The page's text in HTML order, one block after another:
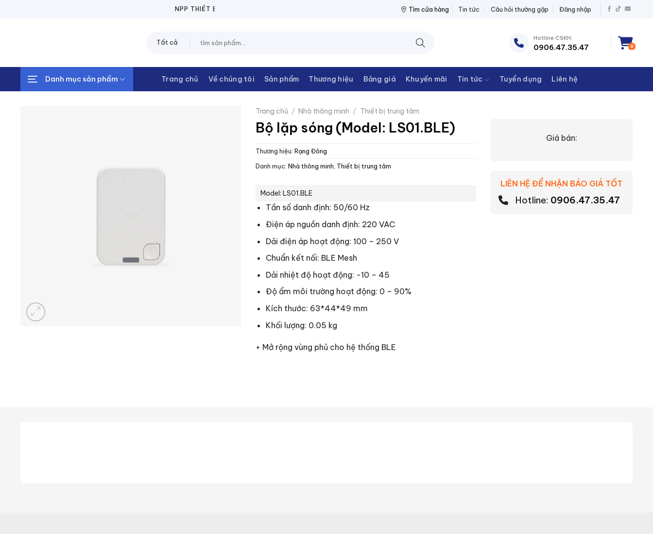
NPP THIẾT BỊ ĐIỆN THANH CHÂU NPP THIẾT BỊ ĐIỆN THANH CHÂU
Tìm cửa hàng Tin tức Câu hỏi thường gặp Đăng nhập
kiếm:
Hotline CSKH:
0906.47.35.47 0
Danh mục sản phẩm Trang chủ Về chúng tôi Sản phẩm Thương hiệu Bảng giá Khuyến mãi Tin tức Tuyển dụng Liên hệ
Trang chủ / Nhà thông minh / Thiết bị trung tâm
Bộ lặp sóng (Model: LS01.BLE)
Thương hiệu: Rạng Đông
Danh mục: Nhà thông minh Thiết bị trung tâm
Model: LS01.BLE
Tần số danh định: 50/60 Hz
Điện áp nguồn danh định: 220 VAC
Dải điện áp hoạt động: 100 – 250 V
Chuẩn kết nối: BLE Mesh
Dải nhiệt độ hoạt động: -10 – 45
Độ ẩm môi trường hoạt động: 0 – 90%
Kích thước: 63*44*49 mm
Khối lượng: 0.05 kg
+ Mở rộng vùng phủ cho hệ thống BLE
Giá bán:
LIÊN HỆ ĐỂ NHẬN BÁO GIÁ TỐT
Hotline: 0906.47.35.47